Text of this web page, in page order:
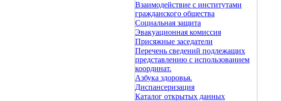
Взаимодействие с институтами
гражданского общества
Социальная защита
Эвакуационная комиссия
Присяжные заседатели
Перечень сведений подлежащих
представлению с использованием
координат.
Азбука здоровья.
Диспансеризация
Каталог открытых данных